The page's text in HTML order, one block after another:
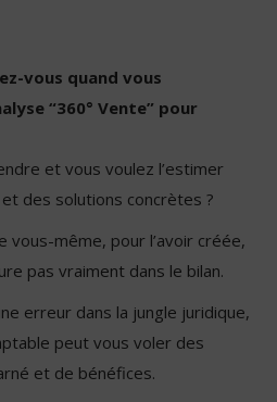
vous quand vous
“360° Vente” pour
et vous voulez l’estimer
des solutions concrètes ?
vous-même, pour l’avoir créée,
pas vraiment dans le bilan.
erreur dans la jungle juridique,
peut vous voler des
et de bénéfices.